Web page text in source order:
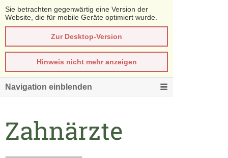
Sie betrachten gegenwärtig eine Version der
Website, die für mobile Geräte optimiert wurde.
Zur Desktop-Version
Hinweis nicht mehr anzeigen
Navigation einblenden
Zahnärzte